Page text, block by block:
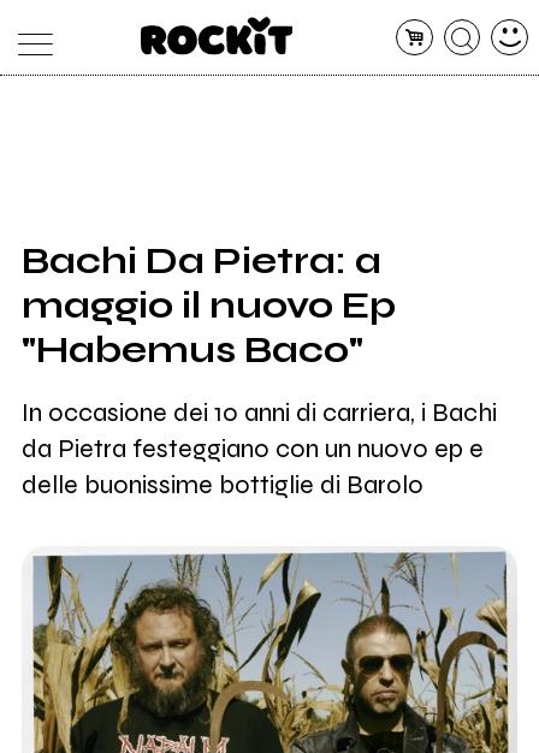
SHOP
RADIO
Bachi Da Pietra: a
maggio il nuovo Ep
"Habemus Baco"
In occasione dei 10 anni di carriera, i Bachi
da Pietra festeggiano con un nuovo ep e
delle buonissime bottiglie di Barolo